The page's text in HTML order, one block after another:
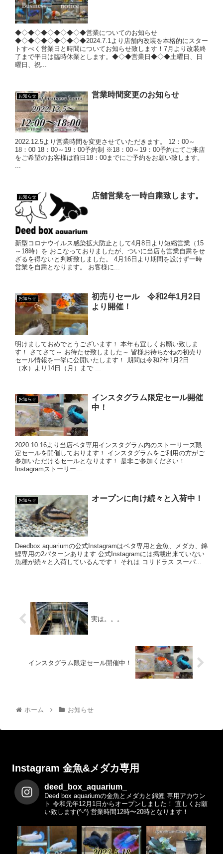
◆◇◆◇◆◇◆◇◆◇◆営業についてのお知らせ
◆◇◆◇◆◇◆◇◆◇◆2024.7.1より店舗内改装を本格的にスター
トすべく営業日と時間についてお知らせ致します！7月より改装終
了まで平日は臨時休業とします。◆◇◆営業日◆◇◆土曜日、日
曜日、祝...
お知らせ 営業時間変更のお知らせ
2022.12.5より営業時間を変更させていただきます。 12：00～
18：00 18：00～19：00予約制 ※18：00～19：00予約にてご来店
をご希望のお客様は前日18：00までにご予約をお願い致します。
...
お知らせ 店舗営業を一時自粛致します。
新型コロナウイルス感染拡大防止として4月8日より短縮営業（15
～18時）を おこなっておりましたが、ついに当店も営業自粛をせ
ざるを得ないと判断致しました。 4月16日より期間を設けず一時
営業を自粛となります。 お客様に...
お知らせ
初売りセール 令和2年1月2日
より開催！
明けましておめでとうございます！ 本年も宜しくお願い致しま
す！ さてさて～ お待たせ致しました～ 皆様お待ちかねの初売り
セール情報を一挙に公開いたします！ 期間は令和2年1月2日
（水）より14日（月）まで ...
お知らせ
インスタグラム限定セール開催
中！
2020.10.16より当店ベタ専用インスタグラム内のストーリーズ限
定セールを開催しております！ インスタグラムをご利用の方がご
参加いただけるセールとなります！ 是非ご参加ください！
Instagramストーリー...
お知らせ オープンに向け続々と入荷中！
Deedbox aquariumの公式Instagramはベタ専用と金魚、メダカ、錦
鯉専用の2パターンあります 公式Instagramには掲載出来ていない
魚種が続々と入荷しているんです！ それは コリドラス スーパ...
実は。。。
インスタグラム限定セール開催中！
ホーム お知らせ
Instagram 金魚&メダカ専用
deed_box_aquarium_
Deed box aquariumの金魚とメダカと錦鯉 専用アカウン
ト 令和元年12月1日からオープンしました！ 宜しくお願
い致します(^-^) 営業時間12時〜20時となります！